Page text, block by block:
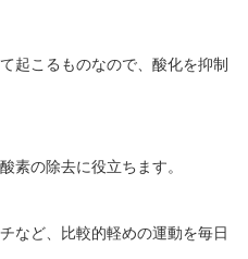
起こるものなので、酸化を抑制
素の除去に役立ちます。
など、比較的軽めの運動を毎日